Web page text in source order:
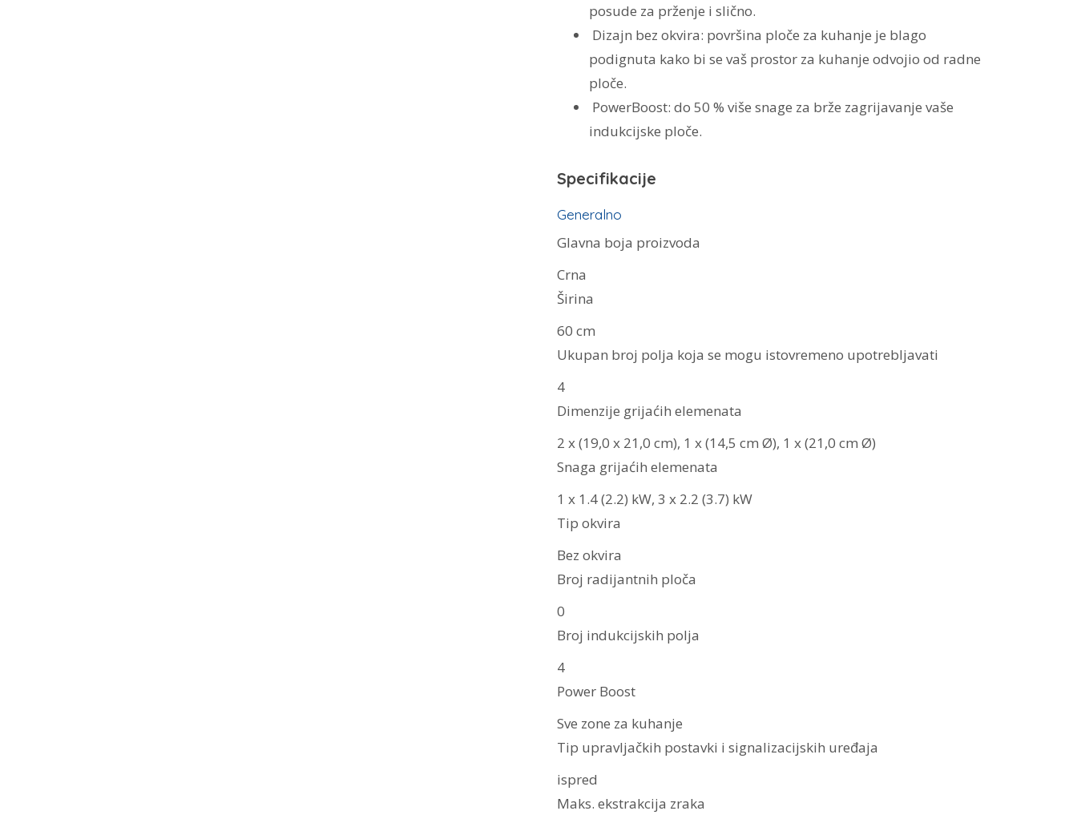
posude za prženje i slično.
Dizajn bez okvira: površina ploče za kuhanje je blago
podignuta kako bi se vaš prostor za kuhanje odvojio od radne
ploče.
PowerBoost: do 50 % više snage za brže zagrijavanje vaše
indukcijske ploče.
Specifikacije
Generalno
Glavna boja proizvoda
Crna
Širina
60 cm
Ukupan broj polja koja se mogu istovremeno upotrebljavati
4
Dimenzije grijaćih elemenata
2 x (19,0 x 21,0 cm), 1 x (14,5 cm Ø), 1 x (21,0 cm Ø)
Snaga grijaćih elemenata
1 x 1.4 (2.2) kW, 3 x 2.2 (3.7) kW
Tip okvira
Bez okvira
Broj radijantnih ploča
0
Broj indukcijskih polja
4
Power Boost
Sve zone za kuhanje
Tip upravljačkih postavki i signalizacijskih uređaja
ispred
Maks. ekstrakcija zraka